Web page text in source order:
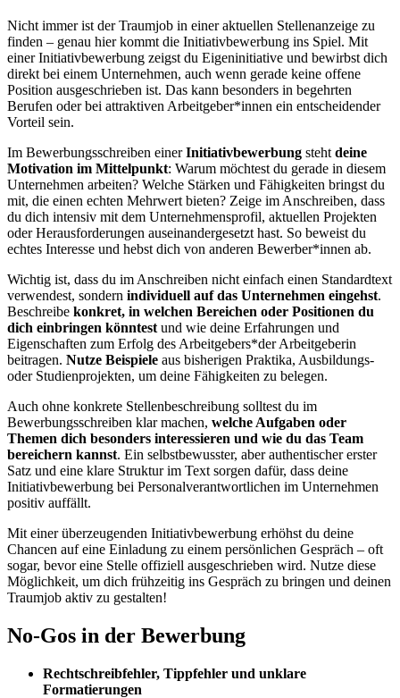
Nicht immer ist der Traumjob in einer aktuellen Stellenanzeige zu
finden – genau hier kommt die Initiativbewerbung ins Spiel. Mit
einer Initiativbewerbung zeigst du Eigeninitiative und bewirbst dich
direkt bei einem Unternehmen, auch wenn gerade keine offene
Position ausgeschrieben ist. Das kann besonders in begehrten
Berufen oder bei attraktiven Arbeitgeber*innen ein entscheidender
Vorteil sein.
Im Bewerbungsschreiben einerInitiativbewerbung steht deine
Motivation im Mittelpunkt: Warum möchtest du gerade in diesem
Unternehmen arbeiten? Welche Stärken und Fähigkeiten bringst du
mit, die einen echten Mehrwert bieten? Zeige im Anschreiben, dass
du dich intensiv mit dem Unternehmensprofil, aktuellen Projekten
oder Herausforderungen auseinandergesetzt hast. So beweist du
echtes Interesse und hebst dich von anderen Bewerber*innen ab.
Wichtig ist, dass du im Anschreiben nicht einfach einen Standardtext
verwendest, sondern individuell auf das Unternehmen eingehst.
Beschreibe konkret, in welchen Bereichen oder Positionen du
dich einbringen könntest und wie deine Erfahrungen und
Eigenschaften zum Erfolg des Arbeitgebers*der Arbeitgeberin
beitragen. Nutze Beispiele aus bisherigen Praktika, Ausbildungs-
oder Studienprojekten, um deine Fähigkeiten zu belegen.
Auch ohne konkrete Stellenbeschreibung solltest du im
Bewerbungsschreiben klar machen, welche Aufgaben oder
Themen dich besonders interessieren und wie du das Team
bereichern kannst. Ein selbstbewusster, aber authentischer erster
Satz und eine klare Struktur im Text sorgen dafür, dass deine
Initiativbewerbung bei Personalverantwortlichen im Unternehmen
positiv auffällt.
Mit einer überzeugenden Initiativbewerbung erhöhst du deine
Chancen auf eine Einladung zu einem persönlichen Gespräch – oft
sogar, bevor eine Stelle offiziell ausgeschrieben wird. Nutze diese
Möglichkeit, um dich frühzeitig ins Gespräch zu bringen und deinen
Traumjob aktiv zu gestalten!
No-Gos in der Bewerbung
Rechtschreibfehler, Tippfehler und unklare
Formatierungen